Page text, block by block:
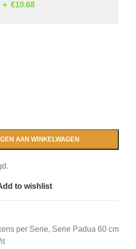
€10.68
AAN WINKELWAGEN
to wishlist
per Serie, Serie Padua 60 cm